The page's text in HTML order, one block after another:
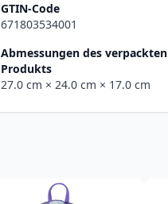
GTIN-Code
671803534001
Abmessungen des verpackten
Produkts
27.0 cm × 24.0 cm × 17.0 cm